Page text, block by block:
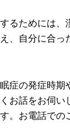
るためには、
、自分に合っ
症の発症時期
お話をお伺い
。お電話での